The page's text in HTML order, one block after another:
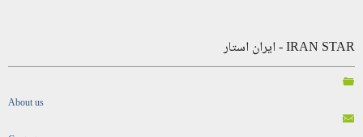
IRAN STAR - ایران استار
About us